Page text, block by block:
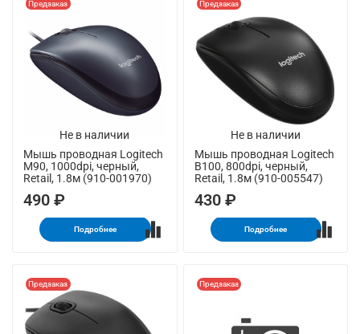
Не в наличии
Предзаказ
Мышь проводная Logitech
M90, 1000dpi, черный,
Retail, 1.8м (910-001970)
490 ₽
Подробнее
Не в наличии
Предзаказ
Мышь проводная Logitech
B100, 800dpi, черный,
Retail, 1.8м (910-005547)
430 ₽
Подробнее
Предзаказ Предзаказ